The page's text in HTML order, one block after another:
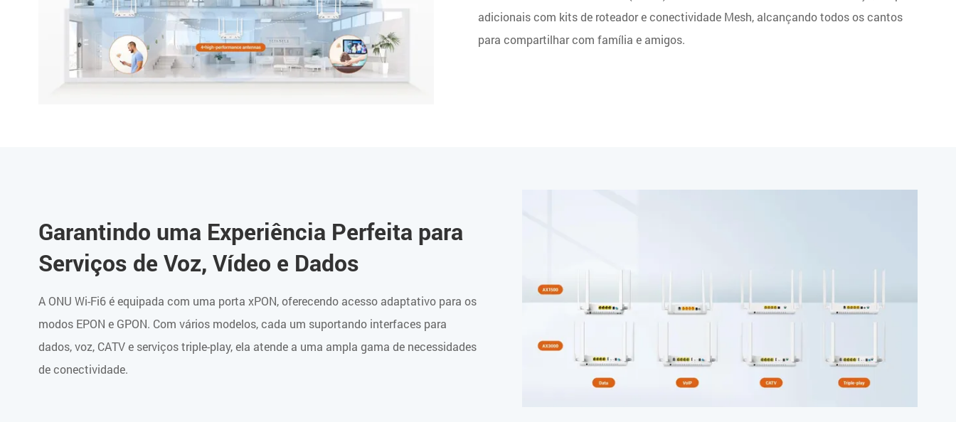
adicionais com kits de roteador e conectividade Mesh, alcançando todos os cantos
para compartilhar com família e amigos.
Garantindo uma Experiência Perfeita para
Serviços de Voz, Vídeo e Dados
A ONU Wi-Fi6 é equipada com uma porta xPON, oferecendo acesso adaptativo para os
modos EPON e GPON. Com vários modelos, cada um suportando interfaces para
dados, voz, CATV e serviços triple-play, ela atende a uma ampla gama de necessidades
de conectividade.